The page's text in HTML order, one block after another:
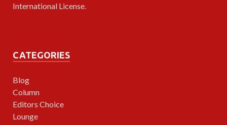
International License.
CATEGORIES
Blog
Column
Editors Choice
Lounge